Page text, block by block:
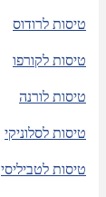
טיסות לרודוס
טיסות לקורפו
טיסות לורנה
טיסות לסלוניקי
טיסות לטביליסי